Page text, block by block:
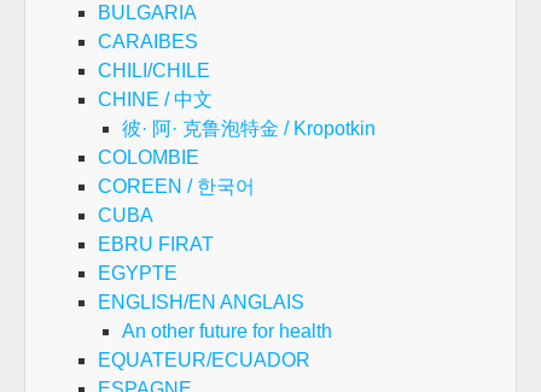
BULGARIA
CARAIBES
CHILI/CHILE
CHINE / 中文
彼· 阿· 克鲁泡特金 / Kropotkin
COLOMBIE
COREEN / 한국어
CUBA
EBRU FIRAT
EGYPTE
ENGLISH/EN ANGLAIS
An other future for health
EQUATEUR/ECUADOR